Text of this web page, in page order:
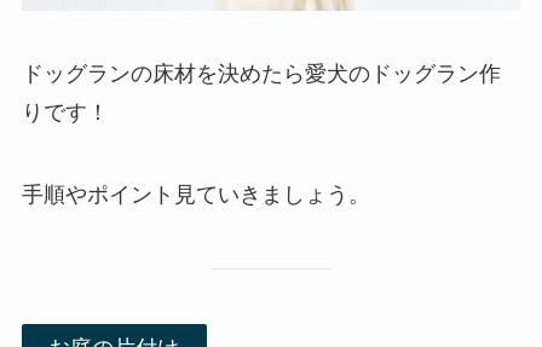
ドッグランの床材を決めたら愛犬のドッグラン作
りです！
手順やポイント見ていきましょう。